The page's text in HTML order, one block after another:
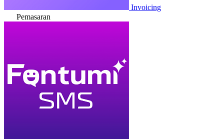
Invoicing
Pemasaran